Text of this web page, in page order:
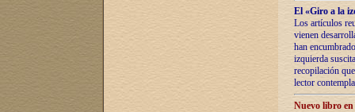
El «Giro a la
Los artículos
vienen
han
izquierda
recopilación
lector
Nuevo libro